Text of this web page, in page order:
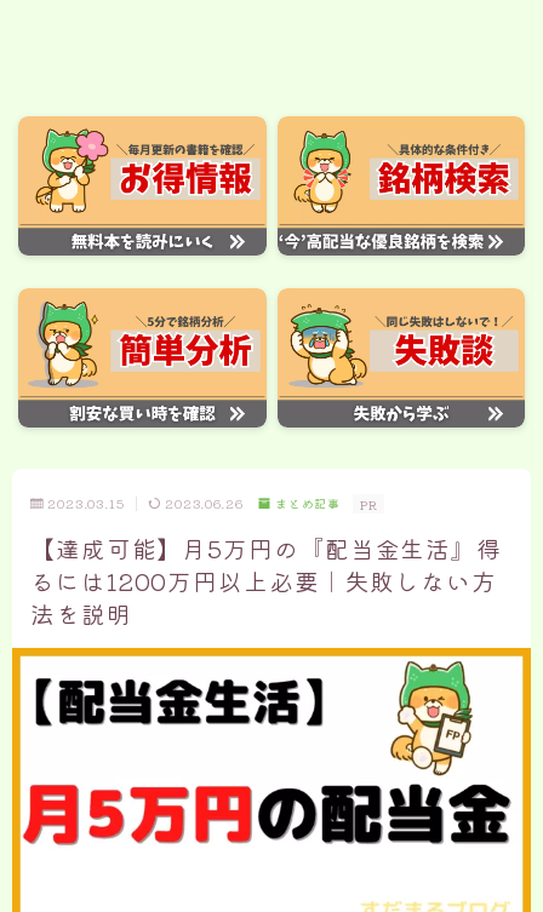
2023.03.15 2023.06.26 まとめ記事 PR
【達成可能】月5万円の『配当金生活』得
るには1200万円以上必要｜失敗しない方
法を説明